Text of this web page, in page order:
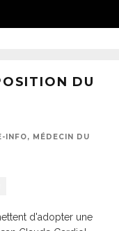
DU
INFO, MÉDECIN DU
d'adopter une